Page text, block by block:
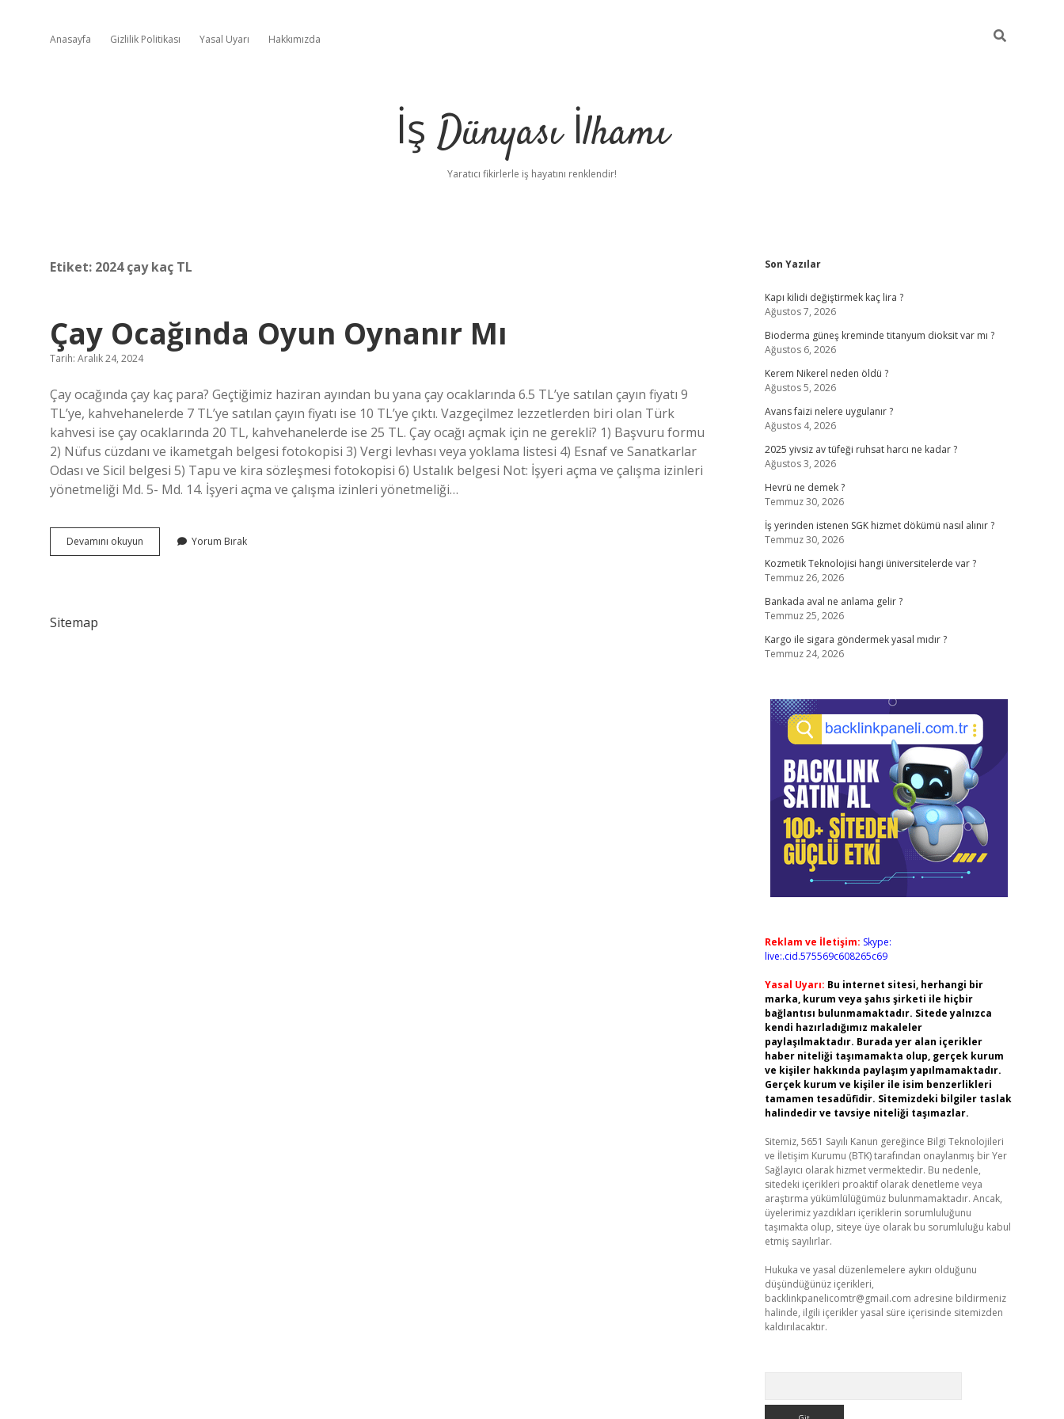
Anasayfa Gizlilik Politikası Yasal Uyarı Hakkımızda
İş Dünyası İlhamı
Yaratıcı fikirlerle iş hayatını renklendir!
Etiket: 2024 çay kaç TL
Çay Ocağında Oyun Oynanır Mı
Tarih: Aralık 24, 2024
Çay ocağında çay kaç para? Geçtiğimiz haziran ayından bu yana çay ocaklarında 6.5 TL’ye satılan çayın fiyatı 9
TL’ye, kahvehanelerde 7 TL’ye satılan çayın fiyatı ise 10 TL’ye çıktı. Vazgeçilmez lezzetlerden biri olan Türk
kahvesi ise çay ocaklarında 20 TL, kahvehanelerde ise 25 TL. Çay ocağı açmak için ne gerekli? 1) Başvuru formu
2) Nüfus cüzdanı ve ikametgah belgesi fotokopisi 3) Vergi levhası veya yoklama listesi 4) Esnaf ve Sanatkarlar
Odası ve Sicil belgesi 5) Tapu ve kira sözleşmesi fotokopisi 6) Ustalık belgesi Not: İşyeri açma ve çalışma izinleri
yönetmeliği Md. 5- Md. 14. İşyeri açma ve çalışma izinleri yönetmeliği…
Devamını okuyun
Ocağında
Yorum Bırak
Sitemap
Sidebar
Son Yazılar
Kapı kilidi değiştirmek kaç lira ?
Ağustos 7, 2026
Bioderma güneş kreminde titanyum dioksit var mı ?
Ağustos 6, 2026
Kerem Nikerel neden öldü ?
Ağustos 5, 2026
Avans faizi nelere uygulanır ?
Ağustos 4, 2026
2025 yivsiz av tüfeği ruhsat harcı ne kadar ?
Ağustos 3, 2026
Hevrü ne demek ?
Temmuz 30, 2026
İş yerinden istenen SGK hizmet dökümü nasıl alınır ?
Temmuz 30, 2026
Kozmetik Teknolojisi hangi üniversitelerde var ?
Temmuz 26, 2026
Bankada aval ne anlama gelir ?
Temmuz 25, 2026
Kargo ile sigara göndermek yasal mıdır ?
Temmuz 24, 2026
Reklam ve İletişim: Skype:
live:.cid.575569c608265c69
Yasal Uyarı: Bu internet sitesi, herhangi bir
marka, kurum veya şahıs şirketi ile hiçbir
bağlantısı bulunmamaktadır. Sitede yalnızca
kendi hazırladığımız makaleler
paylaşılmaktadır. Burada yer alan içerikler
haber niteliği taşımamakta olup, gerçek kurum
ve kişiler hakkında paylaşım yapılmamaktadır.
Gerçek kurum ve kişiler ile isim benzerlikleri
tamamen tesadüfidir. Sitemizdeki bilgiler taslak
halindedir ve tavsiye niteliği taşımazlar.
Sitemiz, 5651 Sayılı Kanun gereğince Bilgi Teknolojileri
ve İletişim Kurumu (BTK) tarafından onaylanmış bir Yer
Sağlayıcı olarak hizmet vermektedir. Bu nedenle,
sitedeki içerikleri proaktif olarak denetleme veya
araştırma yükümlülüğümüz bulunmamaktadır. Ancak,
üyelerimiz yazdıkları içeriklerin sorumluluğunu
taşımakta olup, siteye üye olarak bu sorumluluğu kabul
etmiş sayılırlar.
Hukuka ve yasal düzenlemelere aykırı olduğunu
düşündüğünüz içerikleri,
backlinkpanelicomtr@gmail.com adresine bildirmeniz
halinde, ilgili içerikler yasal süre içerisinde sitemizden
kaldırılacaktır.